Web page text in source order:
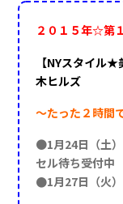
２０１５年☆第
【NYスタイル
木ヒルズ
〜たった２時間
●1月24日（土
セル待ち受付中
●1月27日（火